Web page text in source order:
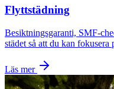
Flyttstädning
Besiktningsgaranti, SMF-
städet så att du kan fokusera
Läs mer